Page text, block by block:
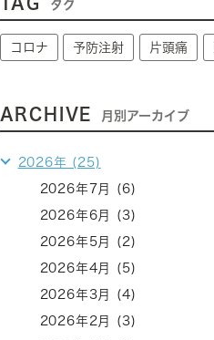
タグ
コロナ 予防注射 片頭痛
ARCHIVE 月別アーカイブ
2026年 (25)
2026年7月 (6)
2026年6月 (3)
2026年5月 (2)
2026年4月 (5)
2026年3月 (4)
2026年2月 (3)